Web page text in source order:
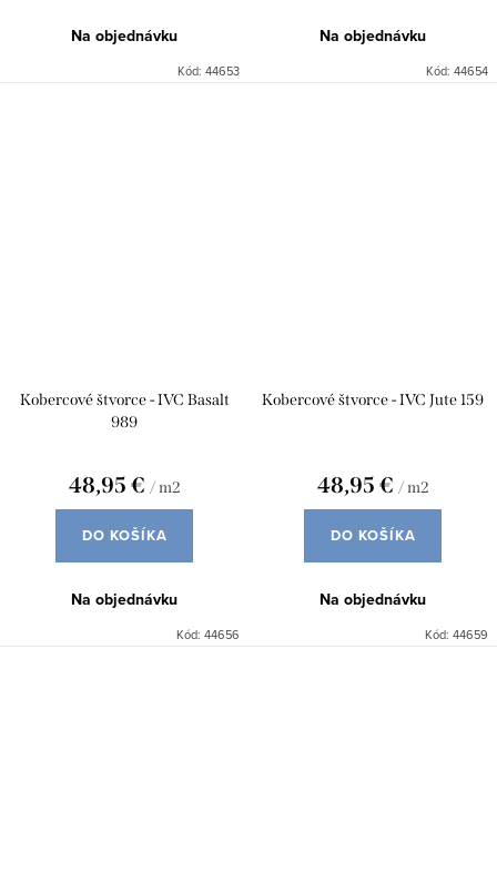
Na objednávku
Kód: 44653
Na objednávku
Kód: 44654
Kobercové štvorce - IVC Basalt
989
48,95 € / m2
DO KOŠÍKA
Na objednávku
Kód: 44656
Kobercové štvorce - IVC Jute 159
48,95 € / m2
DO KOŠÍKA
Na objednávku
Kód: 44659